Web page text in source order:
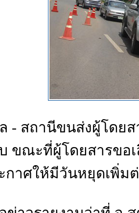
- สถานีขนส่งผู้โดย
ขณะที่ผู้โดยสารขอ
กาศให้มีวันหยุดเพิ่ม